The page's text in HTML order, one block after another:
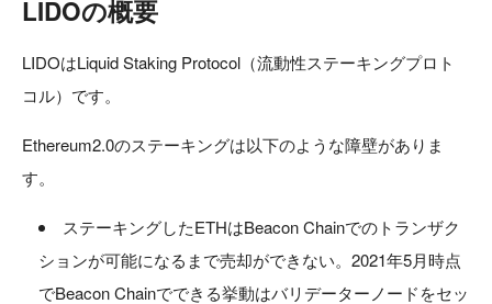
LIDOの概要
LIDOはLiquid Staking Protocol（流動性ステーキングプロト
コル）です。
Ethereum2.0のステーキングは以下のような障壁がありま
す。
ステーキングしたETHはBeacon Chainでのトランザク
ションが可能になるまで売却ができない。2021年5月時点
でBeacon Chainでできる挙動はバリデーターノードをセッ